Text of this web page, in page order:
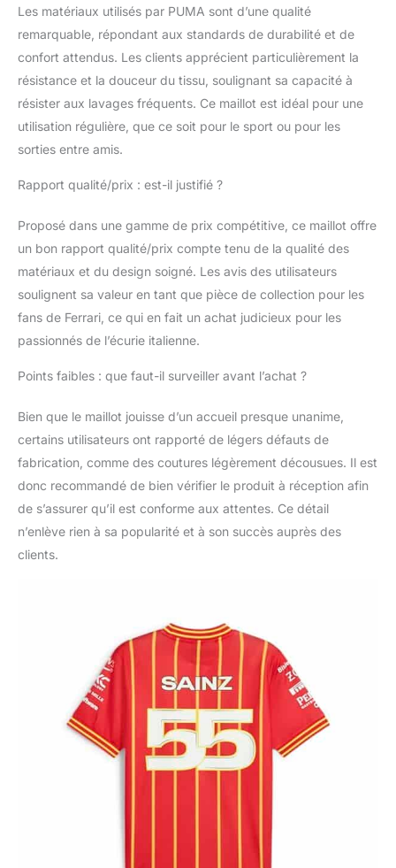
Les matériaux utilisés par PUMA sont d’une qualité
remarquable, répondant aux standards de durabilité et de
confort attendus. Les clients apprécient particulièrement la
résistance et la douceur du tissu, soulignant sa capacité à
résister aux lavages fréquents. Ce maillot est idéal pour une
utilisation régulière, que ce soit pour le sport ou pour les
sorties entre amis.
Rapport qualité/prix : est-il justifié ?
Proposé dans une gamme de prix compétitive, ce maillot offre
un bon rapport qualité/prix compte tenu de la qualité des
matériaux et du design soigné. Les avis des utilisateurs
soulignent sa valeur en tant que pièce de collection pour les
fans de Ferrari, ce qui en fait un achat judicieux pour les
passionnés de l’écurie italienne.
Points faibles : que faut-il surveiller avant l’achat ?
Bien que le maillot jouisse d’un accueil presque unanime,
certains utilisateurs ont rapporté de légers défauts de
fabrication, comme des coutures légèrement décousues. Il est
donc recommandé de bien vérifier le produit à réception afin
de s’assurer qu’il est conforme aux attentes. Ce détail
n’enlève rien à sa popularité et à son succès auprès des
clients.